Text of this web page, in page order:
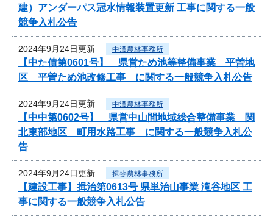
建）アンダーパス冠水情報装置更新 工事に関する一般
競争入札公告
2024年9月24日更新 中濃農林事務所
【中た債第0601号】 県営ため池等整備事業 平曽地
区 平曽ため池改修工事 に関する一般競争入札公告
2024年9月24日更新 中濃農林事務所
【中中第0602号】 県営中山間地域総合整備事業 関
北東部地区 町用水路工事 に関する一般競争入札公
告
2024年9月24日更新 揖斐農林事務所
【建設工事】揖治第0613号 県単治山事業 滝谷地区 工
事に関する一般競争入札公告